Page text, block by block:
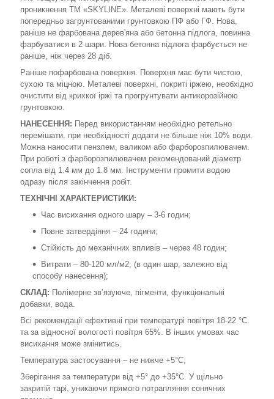
проникнення TM «SKYLINE». Металеві поверхні мають бути
попередньо загрунтованими грунтовкою ПФ або ГФ. Нова,
раніше не фарбована дерев'яна або бетонна підлога, повинна
фарбуватися в 2 шари. Нова бетонна підлога фарбується не
раніше, ніж через 28 діб.
Раніше пофарбована поверхня. Поверхня має бути чистою,
сухою та міцною. Металеві поверхні, покриті іржею, необхідно
очистити від крихкої іржі та прогрунтувати антикорозійною
грунтовкою.
НАНЕСЕННЯ: Перед використанням необхідно ретельно
перемішати, при необхідності додати не більше ніж 10% води.
Можна наносити пензлем, валиком або фарборозпилювачем.
При роботі з фарборозпилювачем рекомендований діаметр
сопла від 1.4 мм до 1.8 мм. Інструменти промити водою
одразу після закінчення робіт.
ТЕХНІЧНІ ХАРАКТЕРИСТИКИ:
Час висихання одного шару – 3-6 годин;
Повне затвердіння – 24 години;
Стійкість до механічних впливів – через 48 годин;
Витрати – 80-120 мл/м2; (в один шар, залежно від
способу нанесення);
СКЛАД: Полімерне зв’язуюче, пігменти, функціональні
добавки, вода.
Всі рекомендації ефективні при температурі повітря 18-22 °С.
та за відносної вологості повітря 65%. В інших умовах час
висихання може змінитись.
Температура застосування – не нижче +5°С;
Зберігання за температури від +5° до +35°С. У щільно
закритій тарі, уникаючи прямого потрапляння сонячних